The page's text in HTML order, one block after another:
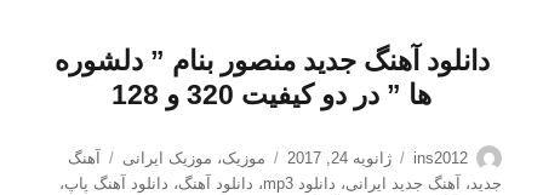
دانلود آهنگ جدید منصور بنام ” دلشوره
ها ” در دو کیفیت 320 و 128
نویسنده
ins2012
ارسال
شده
ژانویه 24, 2017 دسته‌ها
موزیک، موزیک ایرانی برچسب‌ها
آهنگ
جدید، آهنگ جدید ایرانی، دانلود mp3 ، دانلود آهنگ، دانلود آهنگ پاپ،